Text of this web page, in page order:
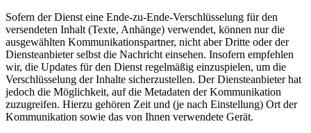
Sofern der Dienst eine Ende-zu-Ende-Verschlüsselung für den
versendeten Inhalt (Texte, Anhänge) verwendet, können nur die
ausgewählten Kommunikationspartner, nicht aber Dritte oder der
Diensteanbieter selbst die Nachricht einsehen. Insofern empfehlen
wir, die Updates für den Dienst regelmäßig einzuspielen, um die
Verschlüsselung der Inhalte sicherzustellen. Der Diensteanbieter hat
jedoch die Möglichkeit, auf die Metadaten der Kommunikation
zuzugreifen. Hierzu gehören Zeit und (je nach Einstellung) Ort der
Kommunikation sowie das von Ihnen verwendete Gerät.